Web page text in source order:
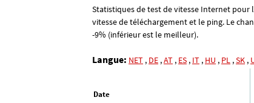
Statistiques de test de vitesse Internet
vitesse de téléchargement et le ping. Le
-9% (inférieur est le meilleur).
Langue: NET , DE ,AT , ES , IT , HU , PL ,SK ,
Date